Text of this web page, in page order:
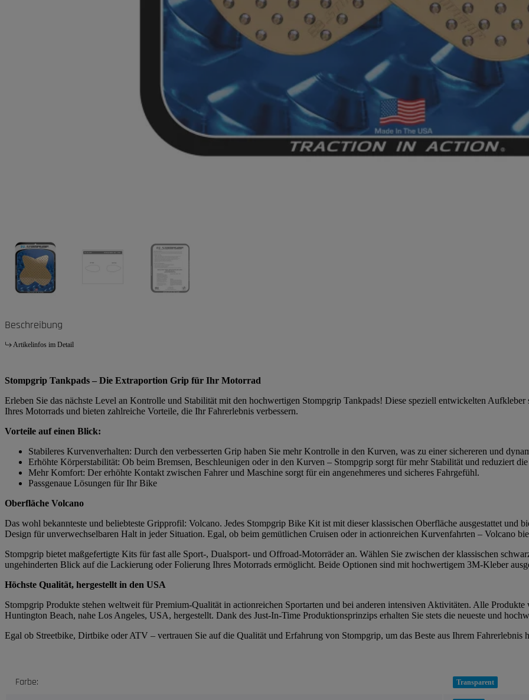
Beschreibung
Artikelinfos im Detail
Stompgrip Tankpads – Die Extraportion Grip für Ihr Motorrad
Erleben Sie das nächste Level an Kontrolle und Stabilität mit den hochwertigen Stompgrip Tankpads! Diese speziell entwickelten
Ihres Motorrads und bieten zahlreiche Vorteile, die Ihr Fahrerlebnis verbessern.
Vorteile auf einen Blick:
Stabileres Kurvenverhalten: Durch den verbesserten Grip haben Sie mehr Kontrolle in den Kurven, was zu einer sichereren und
Erhöhte Körperstabilität: Ob beim Bremsen, Beschleunigen oder in den Kurven – Stompgrip sorgt für mehr Stabilität und reduziert
Mehr Komfort: Der erhöhte Kontakt zwischen Fahrer und Maschine sorgt für ein angenehmeres und sicheres Fahrgefühl.
Passgenaue Lösungen für Ihr Bike
Oberfläche Volcano
Das wohl bekannteste und beliebteste Gripprofil: Volcano. Jedes Stompgrip Bike Kit ist mit dieser klassischen Oberfläche ausgestattet und
Design für unverwechselbaren Halt in jeder Situation. Egal, ob beim gemütlichen Cruisen oder in actionreichen Kurvenfahrten – Volcano
Stompgrip bietet maßgefertigte Kits für fast alle Sport-, Dualsport- und Offroad-Motorräder an. Wählen Sie zwischen der klassischen
ungehinderten Blick auf die Lackierung oder Folierung Ihres Motorrads ermöglicht. Beide Optionen sind mit hochwertigem 3M-Kleber
Höchste Qualität, hergestellt in den USA
Stompgrip Produkte stehen weltweit für Premium-Qualität in actionreichen Sportarten und bei anderen intensiven Aktivitäten. Alle
Huntington Beach, nahe Los Angeles, USA, hergestellt. Dank des Just-In-Time Produktionsprinzips erhalten Sie stets die neueste und
Egal ob Streetbike, Dirtbike oder ATV – vertrauen Sie auf die Qualität und Erfahrung von Stompgrip, um das Beste aus Ihrem Fahrerlebnis
Produkteigenschaft
Wert
Farbe: Transparent